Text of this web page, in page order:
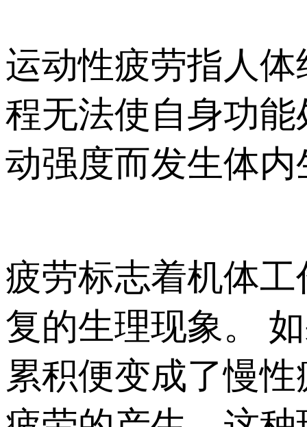
运动性疲劳指人
程无法使自身功
动强度而发生体
疲劳标志着机体
复的生理现象。
累积便变成了慢